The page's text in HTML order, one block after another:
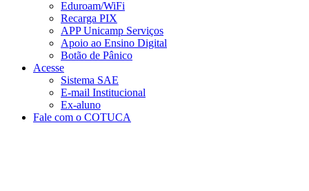
Eduroam/WiFi
Recarga PIX
APP Unicamp Serviços
Apoio ao Ensino Digital
Botão de Pânico
Acesse
Sistema SAE
E-mail Institucional
Ex-aluno
Fale com o COTUCA